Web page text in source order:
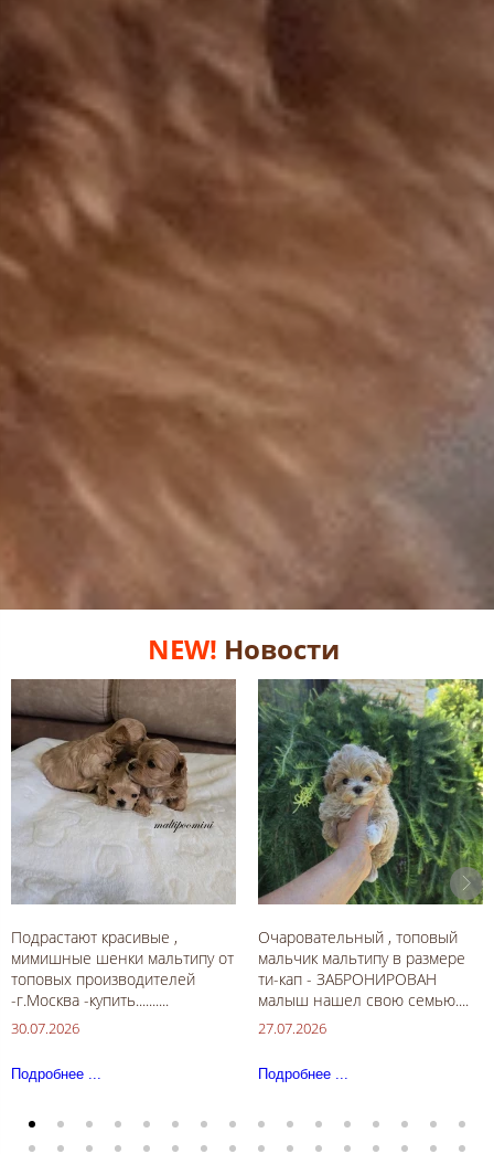
NEW! Новости
Подрастают красивые ,
мимишные шенки мальтипу от
топовых производителей
-г.Москва -купить..........
30.07.2026
Подробнее ...
Очаровательный , топовый
мальчик мальтипу в размере
ти-кап - ЗАБРОНИРОВАН
малыш нашел свою семью....
27.07.2026
Подробнее ...